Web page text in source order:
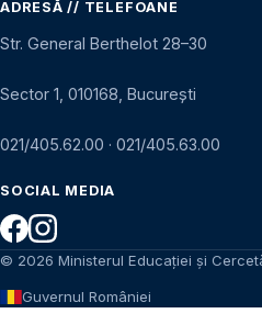
ADRESĂ // TELEFOANE
Str. General Berthelot 28–30
Sector 1, 010168, București
021/405.62.00 · 021/405.63.00
SOCIAL MEDIA
© 2026 Ministerul Educației și
Guvernul României